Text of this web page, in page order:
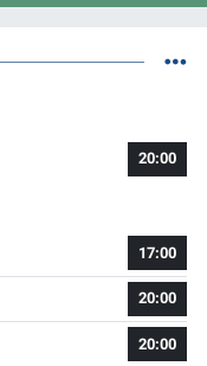
20:00
17:00
20:00
20:00